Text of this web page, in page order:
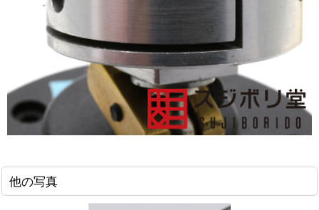
他の写真